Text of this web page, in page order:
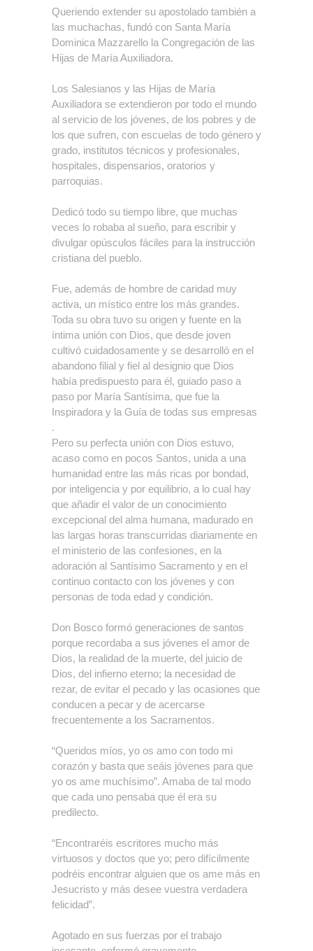
Queriendo extender su apostolado también a
las muchachas, fundó con Santa María
Dominica Mazzarello la Congregación de las
Hijas de María Auxiliadora.
Los Salesianos y las Hijas de María
Auxiliadora se extendieron por todo el mundo
al servicio de los jóvenes, de los pobres y de
los que sufren, con escuelas de todo género y
grado, institutos técnicos y profesionales,
hospitales, dispensarios, oratorios y
parroquias.
Dedicó todo su tiempo libre, que muchas
veces lo robaba al sueño, para escribir y
divulgar opúsculos fáciles para la instrucción
cristiana del pueblo.
Fue, además de hombre de caridad muy
activa, un místico entre los más grandes.
Toda su obra tuvo su origen y fuente en la
íntima unión con Dios, que desde joven
cultivó cuidadosamente y se desarrolló en el
abandono filial y fiel al designio que Dios
había predispuesto para él, guiado paso a
paso por María Santísima, que fue la
Inspiradora y la Guía de todas sus empresas
.
Pero su perfecta unión con Dios estuvo,
acaso como en pocos Santos, unida a una
humanidad entre las más ricas por bondad,
por inteligencia y por equilibrio, a lo cual hay
que añadir el valor de un conocimiento
excepcional del alma humana, madurado en
las largas horas transcurridas diariamente en
el ministerio de las confesiones, en la
adoración al Santísimo Sacramento y en el
continuo contacto con los jóvenes y con
personas de toda edad y condición.
Don Bosco formó generaciones de santos
porque recordaba a sus jóvenes el amor de
Dios, la realidad de la muerte, del juicio de
Dios, del infierno eterno; la necesidad de
rezar, de evitar el pecado y las ocasiones que
conducen a pecar y de acercarse
frecuentemente a los Sacramentos.
“Queridos míos, yo os amo con todo mi
corazón y basta que seáis jóvenes para que
yo os ame muchísimo”. Amaba de tal modo
que cada uno pensaba que él era su
predilecto.
“Encontraréis escritores mucho más
virtuosos y doctos que yo; pero difícilmente
podréis encontrar alguien que os ame más en
Jesucristo y más desee vuestra verdadera
felicidad”.
Agotado en sus fuerzas por el trabajo